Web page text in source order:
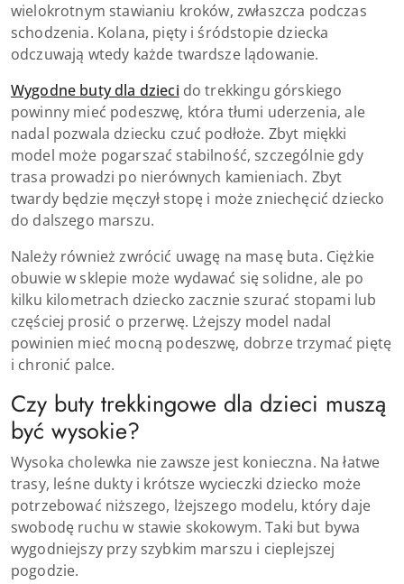
wielokrotnym stawianiu kroków, zwłaszcza podczas
schodzenia. Kolana, pięty i śródstopie dziecka
odczuwają wtedy każde twardsze lądowanie.
Wygodne buty dla dzieci do trekkingu górskiego
powinny mieć podeszwę, która tłumi uderzenia, ale
nadal pozwala dziecku czuć podłoże. Zbyt miękki
model może pogarszać stabilność, szczególnie gdy
trasa prowadzi po nierównych kamieniach. Zbyt
twardy będzie męczył stopę i może zniechęcić dziecko
do dalszego marszu.
Należy również zwrócić uwagę na masę buta. Ciężkie
obuwie w sklepie może wydawać się solidne, ale po
kilku kilometrach dziecko zacznie szurać stopami lub
częściej prosić o przerwę. Lżejszy model nadal
powinien mieć mocną podeszwę, dobrze trzymać piętę
i chronić palce.
Czy buty trekkingowe dla dzieci muszą
być wysokie?
Wysoka cholewka nie zawsze jest konieczna. Na łatwe
trasy, leśne dukty i krótsze wycieczki dziecko może
potrzebować niższego, lżejszego modelu, który daje
swobodę ruchu w stawie skokowym. Taki but bywa
wygodniejszy przy szybkim marszu i cieplejszej
pogodzie.